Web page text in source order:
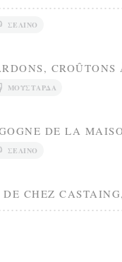
ΣΈΛΙΝΟ
ΜΟΥΣΤΆΡΔΑ
DE LA
ΣΈΛΙΝΟ
CHEZ